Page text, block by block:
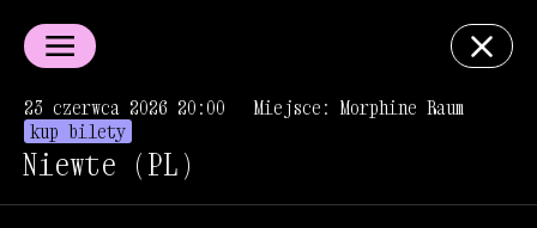
23 czerwca 2026 20:00
Miejsce: Morphine Raum
kup bilety
Niewte (PL)